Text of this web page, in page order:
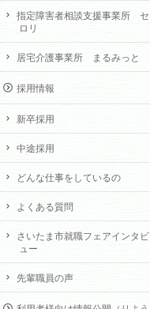
指定障害者相談支援事業所 セ
ロリ
居宅介護事業所 まるみっと
採用情報
新卒採用
中途採用
どんな仕事をしているの
よくある質問
さいたま市就職フェアインタビ
ュー
先輩職員の声